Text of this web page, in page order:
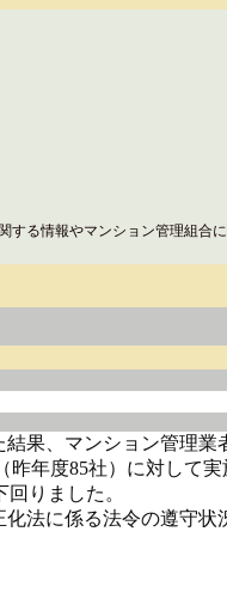
る情報やマンション管理組
、マンション管理業
年度85社）に対して
りました。
に係る法令の遵守